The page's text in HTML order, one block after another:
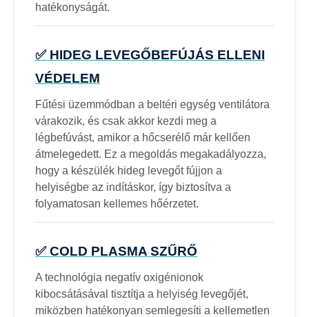
hatékonyságát.
✅ HIDEG LEVEGŐBEFÚJÁS ELLENI
VÉDELEM
Fűtési üzemmódban a beltéri egység ventilátora
várakozik, és csak akkor kezdi meg a
légbefúvást, amikor a hőcserélő már kellően
átmelegedett. Ez a megoldás megakadályozza,
hogy a készülék hideg levegőt fújjon a
helyiségbe az indításkor, így biztosítva a
folyamatosan kellemes hőérzetet.
✅ COLD PLASMA SZŰRŐ
A technológia negatív oxigénionok
kibocsátásával tisztítja a helyiség levegőjét,
miközben hatékonyan semlegesíti a kellemetlen